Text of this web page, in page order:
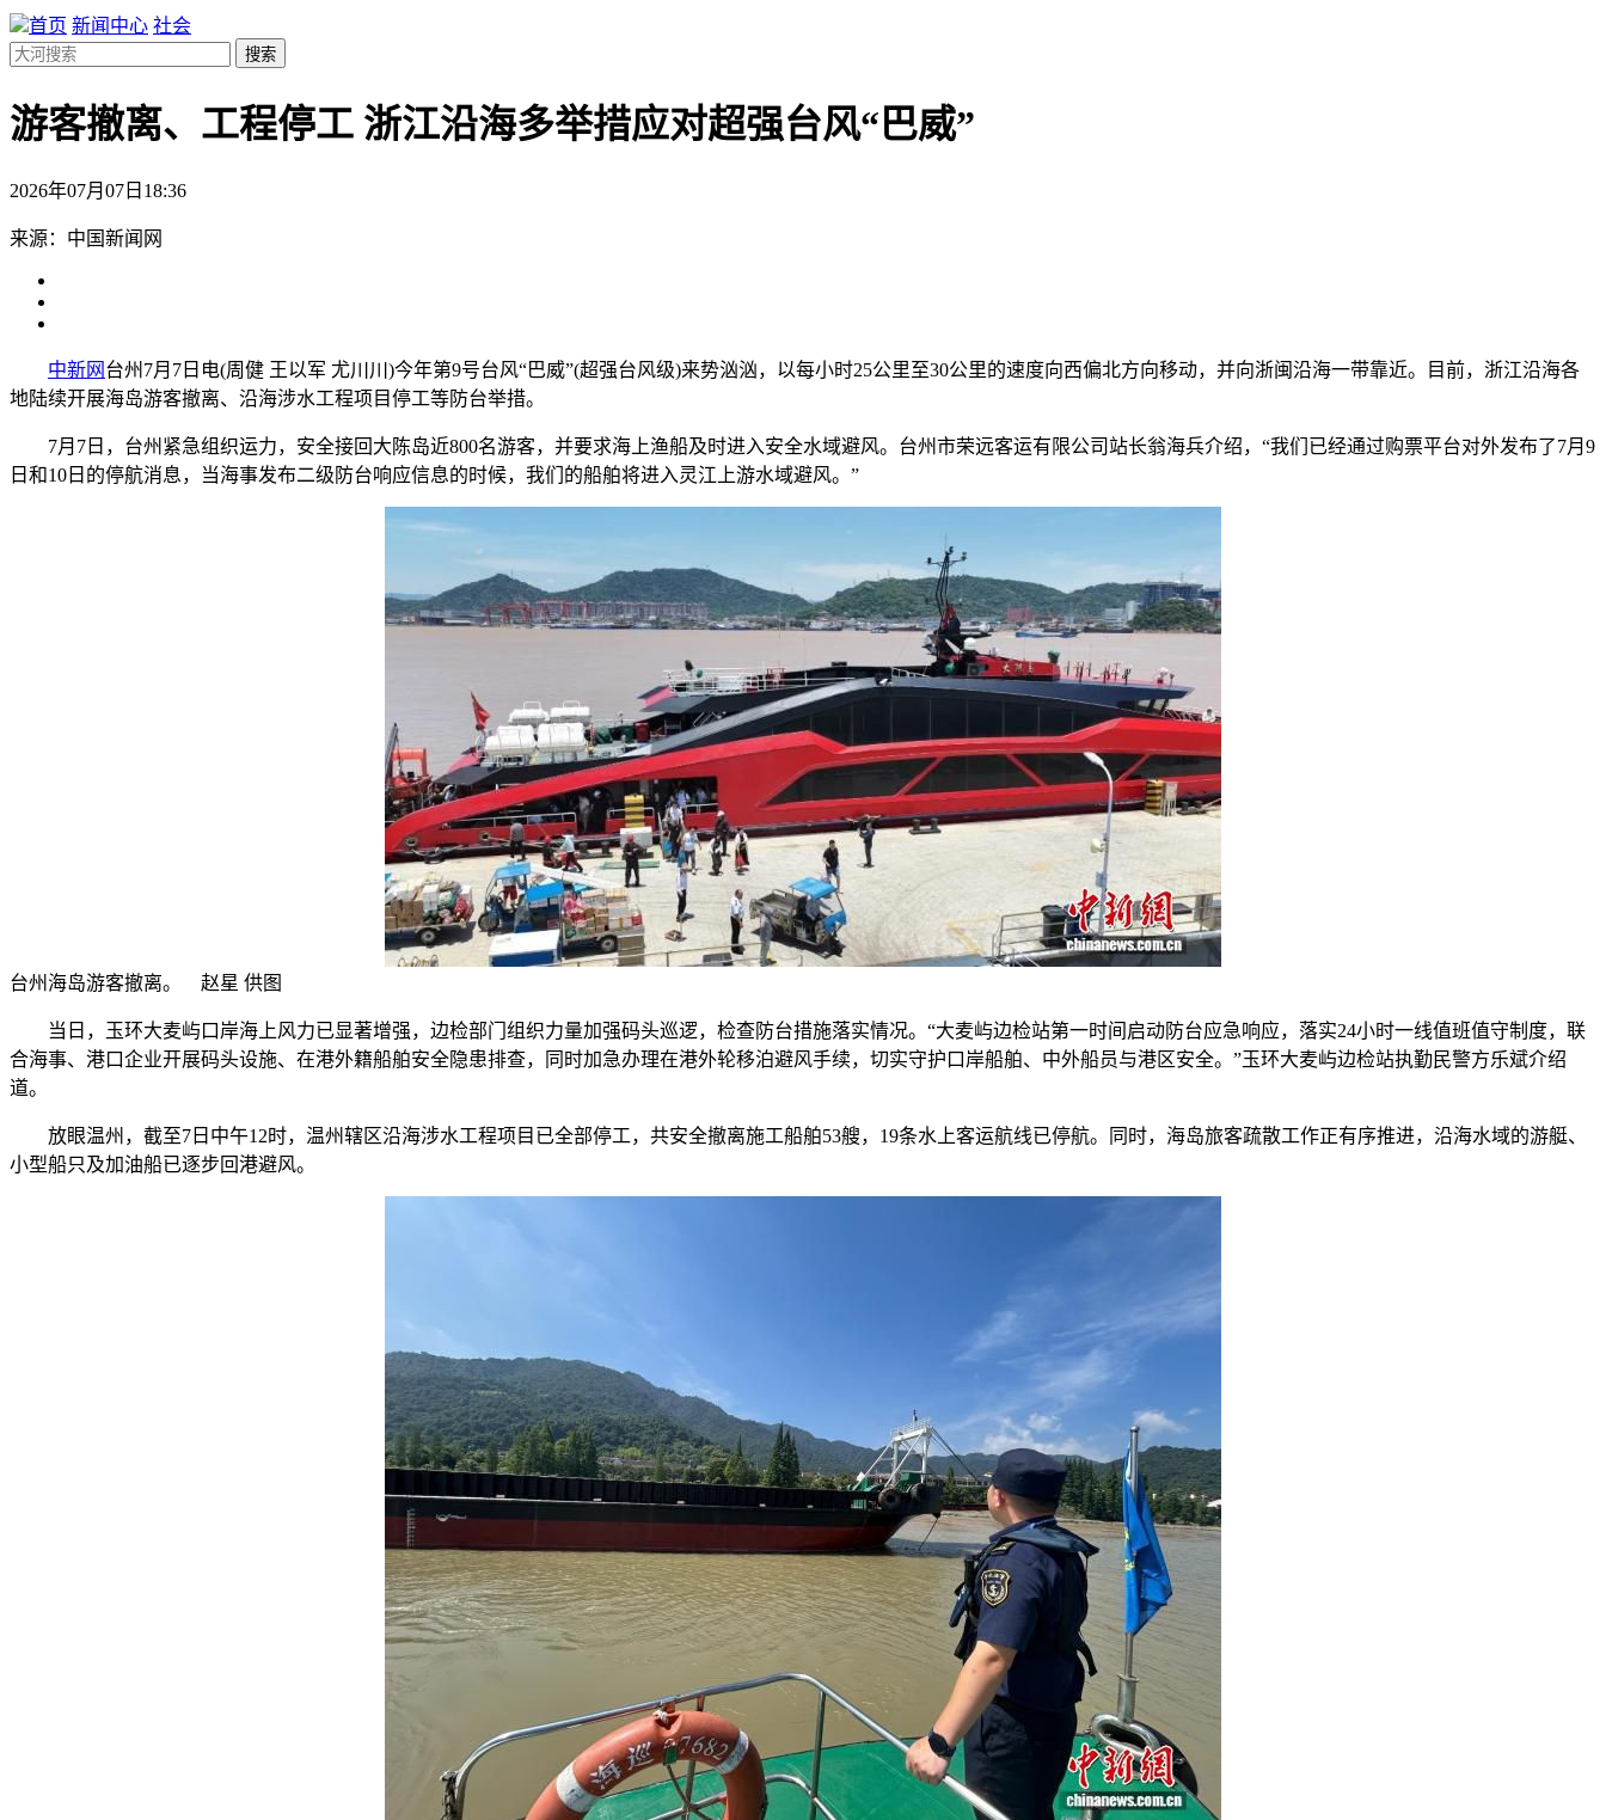
首页 新闻中心 社会
搜索
游客撤离、工程停工 浙江沿海多举措应对超强台风“巴威”
2026年07月07日18:36
来源：中国新闻网
中新网 台州7月7日电(周健 王以军 尤川川)今年第9号台风“巴威”(超强台风级)来势汹汹，以每小时25公里至30公里的速度向西偏北方向移动，并向浙闽沿海一带靠近。目前，浙江沿海各
地陆续开展海岛游客撤离、沿海涉水工程项目停工等防台举措。
7月7日，台州紧急组织运力，安全接回大陈岛近800名游客，并要求海上渔船及时进入安全水域避风。台州市荣远客运有限公司站长翁海兵介绍，“我们已经通过购票平台对外发布了7月9
日和10日的停航消息，当海事发布二级防台响应信息的时候，我们的船舶将进入灵江上游水域避风。”
台州海岛游客撤离。 赵星 供图
当日，玉环大麦屿口岸海上风力已显著增强，边检部门组织力量加强码头巡逻，检查防台措施落实情况。“大麦屿边检站第一时间启动防台应急响应，落实24小时一线值班值守制度，联
合海事、港口企业开展码头设施、在港外籍船舶安全隐患排查，同时加急办理在港外轮移泊避风手续，切实守护口岸船舶、中外船员与港区安全。”玉环大麦屿边检站执勤民警方乐斌介绍
道。
放眼温州，截至7日中午12时，温州辖区沿海涉水工程项目已全部停工，共安全撤离施工船舶53艘，19条水上客运航线已停航。同时，海岛旅客疏散工作正有序推进，沿海水域的游艇、
小型船只及加油船已逐步回港避风。